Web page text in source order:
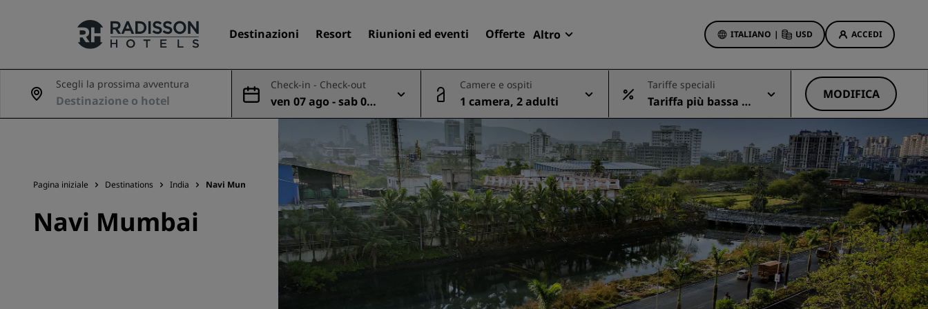
Destinazioni Resort Riunioni ed eventi Offerte Altro
Radisson Rewards
Le mie prenotazioni
ITALIANO | USD ACCEDI
I nostri Marchi
Trova il tuo hotel
Destinazioni
Resort
Residence
Hotel aeroportuali
Hotel nuovi e di prossima
apertura
Meeting ed eventi
Scopri Radisson Meetings
Offerte di hotel
Scopri le nostre offerte
Per la tua prima prenotazione,
meriti un regalo
Deals of the Day
Prenota in anticipo
Scopri i nostri pacchetti
Idee di viaggio
Hotel per famiglie
Scegli la prossima avventura Check-in - Check-out
ven 07 ago - sab 08
ago
Camere e ospiti
1 camera, 2 adulti
Tariffe speciali
Tariffa più bassa di
sponibile
MODIFICA
Pagina iniziale Destinations India Navi Mumbai
Navi Mumbai